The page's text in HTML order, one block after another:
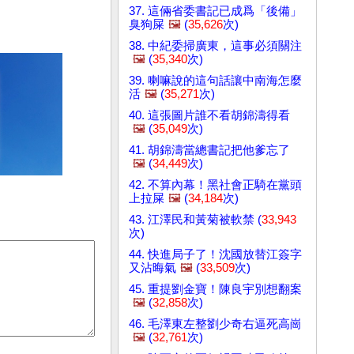
37. 這倆省委書記已成爲「後備」
臭狗屎 🖼️ (35,626次)
38. 中紀委掃廣東，這事必須關注
🖼️ (35,340次)
39. 喇嘛說的這句話讓中南海怎麼
活 🖼️ (35,271次)
40. 這張圖片誰不看胡錦濤得看
🖼️ (35,049次)
41. 胡錦濤當總書記把他爹忘了
🖼️ (34,449次)
42. 不算內幕！黑社會正騎在黨頭
上拉屎 🖼️ (34,184次)
43. 江澤民和黃菊被軟禁 (33,943
次)
44. 快進局子了！沈國放替江簽字
又沾晦氣 🖼️ (33,509次)
45. 重提劉金寶！陳良宇別想翻案
🖼️ (32,858次)
46. 毛澤東左整劉少奇右逼死高崗
🖼️ (32,761次)